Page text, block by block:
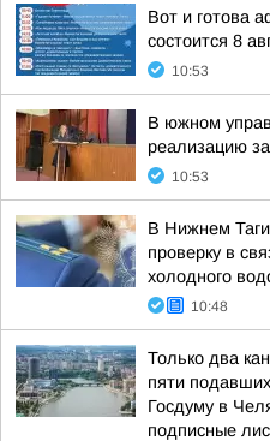
Вот и готова
состоится 8
10:53
В южном
реализацию
10:53
В Нижнем
проверку в
холодного
10:48
Только два
пяти
Госдуму в
подписные